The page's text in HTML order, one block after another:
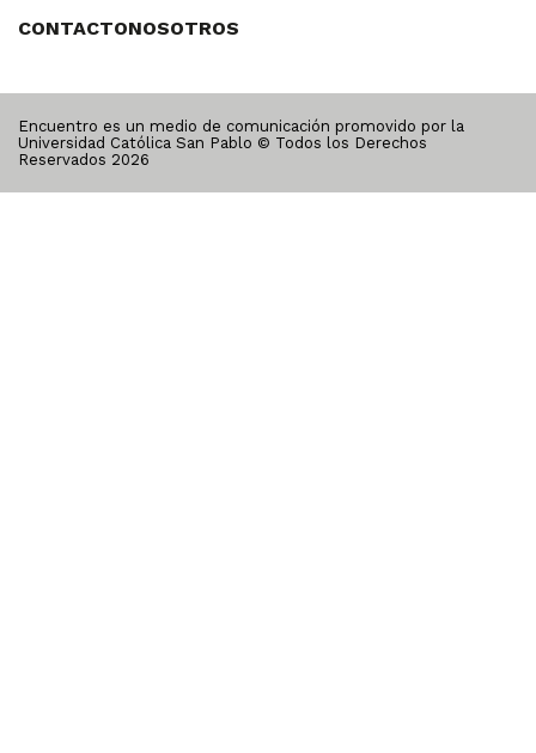
CONTACTONOSOTROS
Encuentro es un medio de comunicación promovido por la
Universidad Católica San Pablo © Todos los Derechos
Reservados 2026